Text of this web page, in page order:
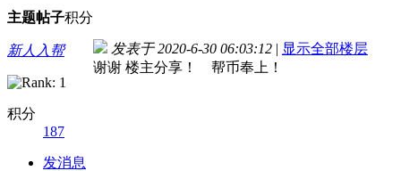
主题帖子积分
新人入帮
积分
187
发消息
发表于 2020-6-30 06:03:12 | 显示全部楼层
谢谢 楼主分享！ 帮币奉上！